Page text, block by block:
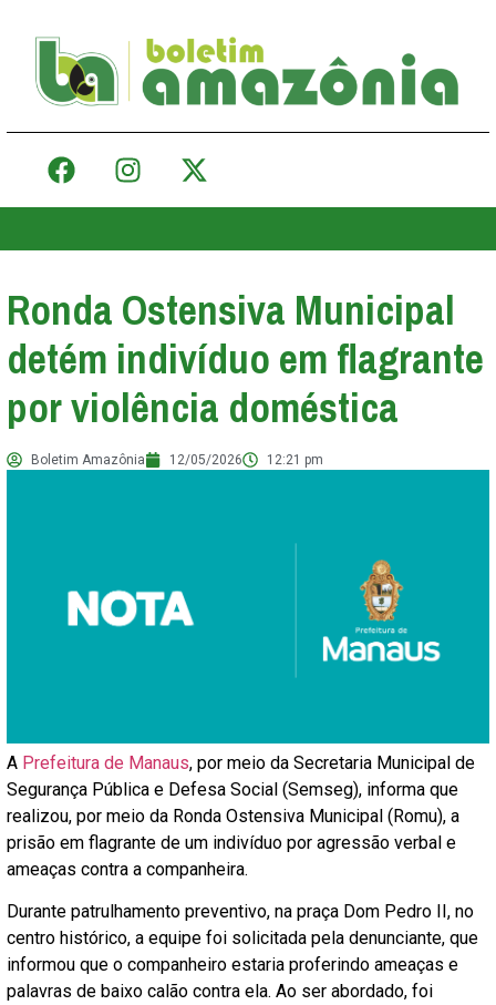
Ronda Ostensiva Municipal
detém indivíduo em flagrante
por violência doméstica
Boletim Amazônia 12/05/2026 12:21 pm
A Prefeitura de Manaus, por meio da Secretaria Municipal de
Segurança Pública e Defesa Social (Semseg), informa que
realizou, por meio da Ronda Ostensiva Municipal (Romu), a
prisão em flagrante de um indivíduo por agressão verbal e
ameaças contra a companheira.
Durante patrulhamento preventivo, na praça Dom Pedro II, no
centro histórico, a equipe foi solicitada pela denunciante, que
informou que o companheiro estaria proferindo ameaças e
palavras de baixo calão contra ela. Ao ser abordado, foi